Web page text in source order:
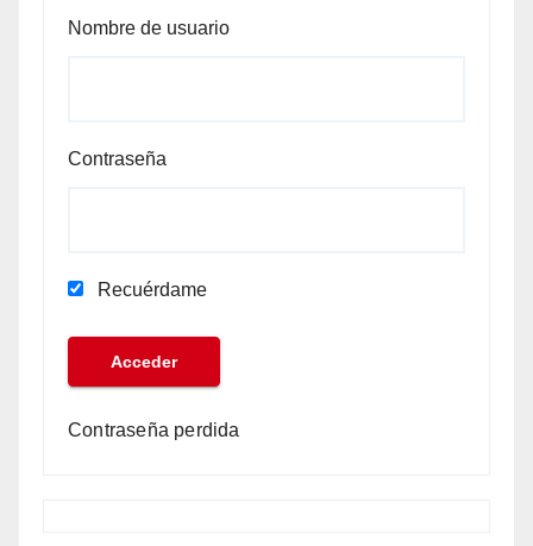
Nombre de usuario
Contraseña
Recuérdame
Contraseña perdida